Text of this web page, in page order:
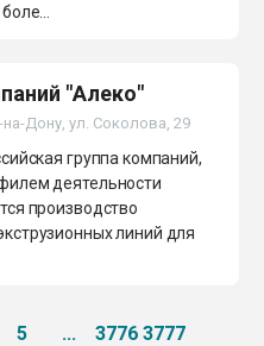
"Алеко"
Дону, ул. Соколова, 29
группа компаний,
деятельности
производство
линий для
5 ... 3776 3777